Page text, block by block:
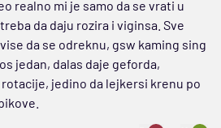
realno mi je samo da se vrati u
da daju rozira i viginsa. Sve
da se odreknu, gsw kaming sing
jedan, dalas daje geforda,
jedino da lejkersi krenu po